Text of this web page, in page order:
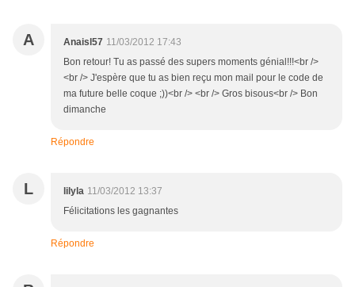
A Anaisl57 11/03/2012 17:43
Bon retour! Tu as passé des supers moments génial!!!<br />
<br /> J'espère que tu as bien reçu mon mail pour le code de
ma future belle coque ;))<br /> <br /> Gros bisous<br /> Bon
dimanche
Répondre
L lilyla 11/03/2012 13:37
Félicitations les gagnantes
Répondre